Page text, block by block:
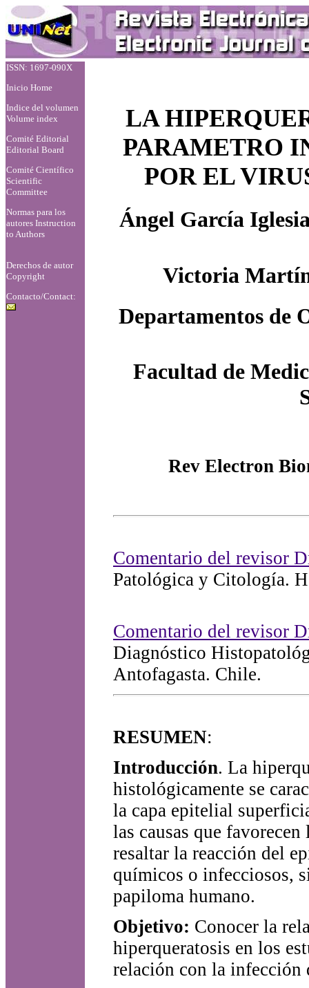
ISSN: 1697-090X
Inicio Home
Indice del volumen
Volume index
Comité Editorial
Editorial Board
Comité Científico
Scientific
Committee
Normas para los
autores Instruction
to Authors
Derechos de autor
Copyright
Contacto/Contact:
LA
PARAMETRO
POR EL
Ángel García
Victoria Martín
Departamentos de
Facultad de
Rev Electron
Comentario del revisor
Patológica y Citología.
Comentario del revisor
Diagnóstico
Antofagasta. Chile.
RESUMEN:
Introducción. La
histológicamente se
la capa epitelial
las causas que
resaltar la reacción del
químicos o infecciosos,
papiloma humano.
Objetivo: Conocer la
hiperqueratosis en los
relación con la infección